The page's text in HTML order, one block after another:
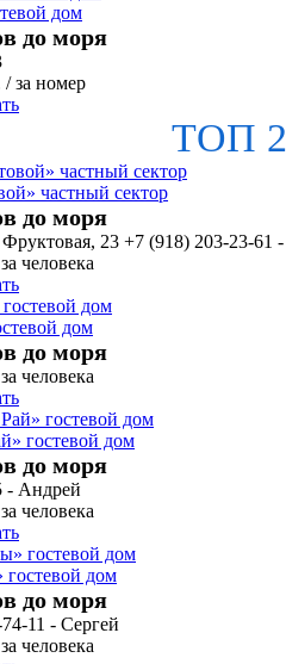
дом
до моря
/ за номер
ТОП
частный сектор
до моря
23 +7 (918) 203-23-61
человека
дом
до моря
человека
гостевой дом
до моря
- Андрей
человека
дом
до моря
11 - Сергей
человека